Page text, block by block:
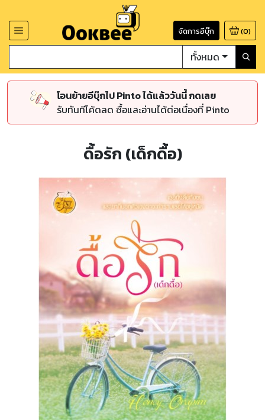
จัดการอีบุ๊ก (0)
ทั้งหมด
โอนย้ายอีบุ๊กไป Pinto ได้แล้ววันนี้ กดเลย
รับทันทีโค้ดลด ซื้อและอ่านได้ต่อเนื่องที่ Pinto
ดื้อรัก (เด็กดื้อ)